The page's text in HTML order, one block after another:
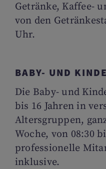
Getränke, Kaffee-
von den
Uhr.
BABY- UND
Die Baby- und
bis 16 Jahren in
Altersgruppen,
Woche, von 08:30
professionelle
inklusive.